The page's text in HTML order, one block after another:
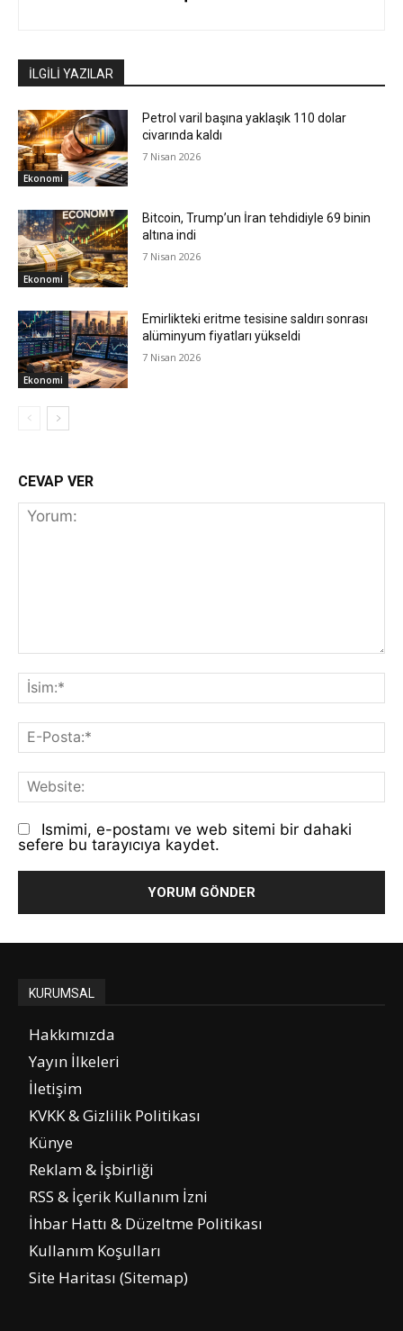
İLGİLİ YAZILAR
Ekonomi
Petrol varil başına yaklaşık 110 dolar
civarında kaldı
7 Nisan 2026
Ekonomi
Bitcoin, Trump’un İran tehdidiyle 69 binin
altına indi
7 Nisan 2026
Ekonomi
Emirlikteki eritme tesisine saldırı sonrası
alüminyum fiyatları yükseldi
7 Nisan 2026
CEVAP VER
Yorum:
E-
Ismimi, e-postamı ve web sitemi bir dahaki
sefere bu tarayıcıya kaydet.
KURUMSAL
Hakkımızda
Yayın İlkeleri
İletişim
KVKK & Gizlilik Politikası
Künye
Reklam & İşbirliği
RSS & İçerik Kullanım İzni
İhbar Hattı & Düzeltme Politikası
Kullanım Koşulları
Site Haritası (Sitemap)